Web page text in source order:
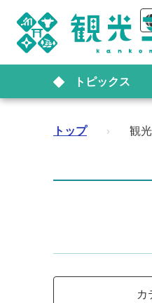
トピックス
トップ › 観
カ